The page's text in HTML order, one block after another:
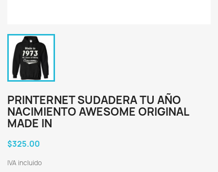
PRINTERNET SUDADERA TU AÑO
NACIMIENTO AWESOME ORIGINAL
MADE IN
$325.00
IVA incluido